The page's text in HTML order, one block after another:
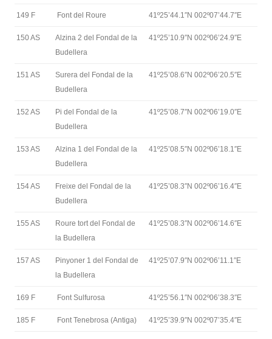
149 F Font del Roure 41º25’44.1″N 002º07’44.7″E
150 AS
Alzina 2 del Fondal de la
Budellera
41º25’10.9″N 002º06’24.9″E
151 AS
Surera del Fondal de la
Budellera
41º25’08.6″N 002º06’20.5″E
152 AS
Pi del Fondal de la
Budellera
41º25’08.7″N 002º06’19.0″E
153 AS
Alzina 1 del Fondal de la
Budellera
41º25’08.5″N 002º06’18.1″E
154 AS
Freixe del Fondal de la
Budellera
41º25’08.3″N 002º06’16.4″E
155 AS
Roure tort del Fondal de
la Budellera
41º25’08.3″N 002º06’14.6″E
157 AS
Pinyoner 1 del Fondal de
la Budellera
41º25’07.9″N 002º06’11.1″E
169 F Font Sulfurosa 41º25’56.1″N 002º06’38.3″E
185 F Font Tenebrosa (Antiga) 41º25’39.9″N 002º07’35.4″E